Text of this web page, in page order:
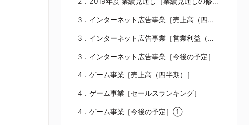
3．インターネット広告事業［売上高（四半期）］
3．インターネット広告事業［営業利益（四半期）］
3．インターネット広告事業［今後の予定］
4．ゲーム事業［売上高（四半期）］
4．ゲーム事業［セールスランキング］
4．ゲーム事業［今後の予定］①